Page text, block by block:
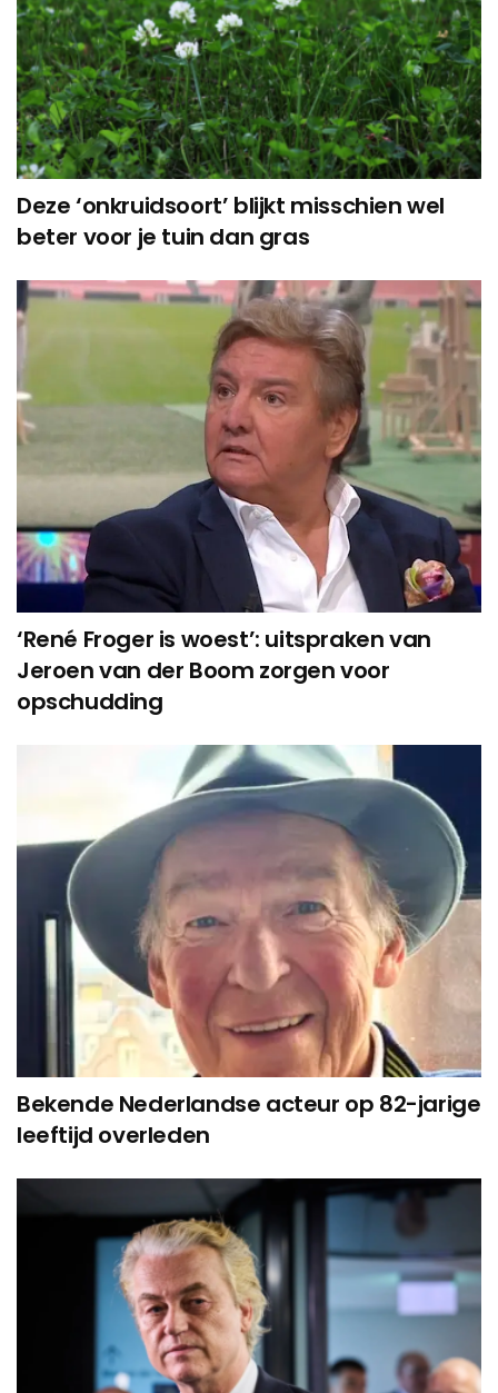
Deze ‘onkruidsoort’ blijkt misschien wel
beter voor je tuin dan gras
‘René Froger is woest’: uitspraken van
Jeroen van der Boom zorgen voor
opschudding
Bekende Nederlandse acteur op 82-jarige
leeftijd overleden